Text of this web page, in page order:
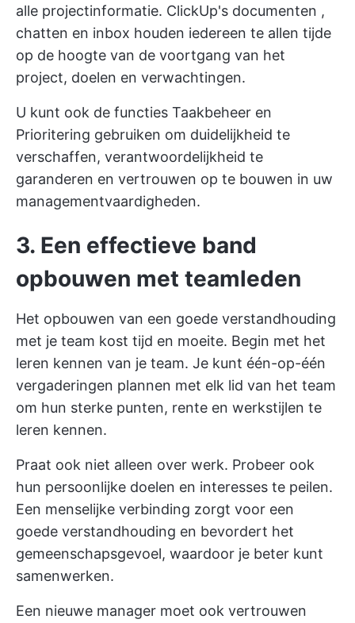
alle projectinformatie. ClickUp's documenten ,
chatten en inbox houden iedereen te allen tijde
op de hoogte van de voortgang van het
project, doelen en verwachtingen.
U kunt ook de functies Taakbeheer en
Prioritering gebruiken om duidelijkheid te
verschaffen, verantwoordelijkheid te
garanderen en vertrouwen op te bouwen in uw
managementvaardigheden.
3. Een effectieve band
opbouwen met teamleden
Het opbouwen van een goede verstandhouding
met je team kost tijd en moeite. Begin met het
leren kennen van je team. Je kunt één-op-één
vergaderingen plannen met elk lid van het team
om hun sterke punten, rente en werkstijlen te
leren kennen.
Praat ook niet alleen over werk. Probeer ook
hun persoonlijke doelen en interesses te peilen.
Een menselijke verbinding zorgt voor een
goede verstandhouding en bevordert het
gemeenschapsgevoel, waardoor je beter kunt
samenwerken.
Een nieuwe manager moet ook vertrouwen